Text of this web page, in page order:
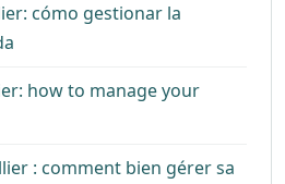
cómo gestionar la
how to manage your
: comment bien gérer sa